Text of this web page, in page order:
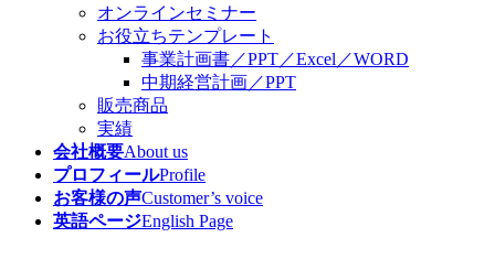
オンラインセミナー
お役立ちテンプレート
事業計画書／PPT／Excel／WORD
中期経営計画／PPT
販売商品
実績
会社概要About us
プロフィールProfile
お客様の声Customer’s voice
英語ページEnglish Page